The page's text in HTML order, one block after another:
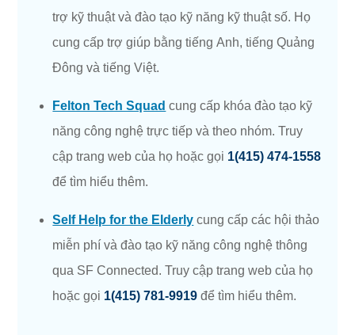
trợ kỹ thuật và đào tạo kỹ năng kỹ thuật số. Họ
cung cấp trợ giúp bằng tiếng Anh, tiếng Quảng
Đông và tiếng Việt.
Felton Tech Squad cung cấp khóa đào tạo kỹ
năng công nghệ trực tiếp và theo nhóm. Truy
cập trang web của họ hoặc gọi 1(415) 474-1558
để tìm hiểu thêm.
Self Help for the Elderly cung cấp các hội thảo
miễn phí và đào tạo kỹ năng công nghệ thông
qua SF Connected. Truy cập trang web của họ
hoặc gọi 1(415) 781-9919 để tìm hiểu thêm.